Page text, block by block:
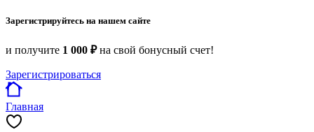
Зарегистрируйтесь на нашем сайте
и получите 1 000 ₽на свой бонусный счет!
Зарегистрироваться
Главная